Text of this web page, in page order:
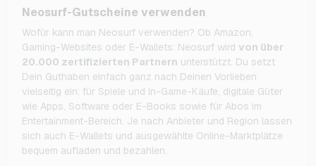
Neosurf-Gutscheine verwenden
Wofür kann man Neosurf verwenden? Ob Amazon,
Gaming-Websites oder E-Wallets: Neosurf wird von über
20.000 zertifizierten Partnern unterstützt. Du setzt
Dein Guthaben einfach ganz nach Deinen Vorlieben
vielseitig ein: für Spiele und In-Game-Käufe, digitale Güter
wie Apps, Software oder E-Books sowie für Abos im
Entertainment-Bereich. Je nach Anbieter und Region lassen
sich auch E-Wallets und ausgewählte Online-Marktplätze
bequem aufladen und bezahlen.